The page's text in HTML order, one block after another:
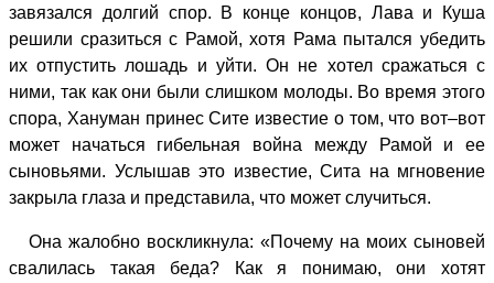
завязался долгий спор. В конце концов, Лава и Куша
решили сразиться с Рамой, хотя Рама пытался убедить
их отпустить лошадь и уйти. Он не хотел сражаться с
ними, так как они были слишком молоды. Во время этого
спора, Хануман принес Сите известие о том, что вот–вот
может начаться гибельная война между Рамой и ее
сыновьями. Услышав это известие, Сита на мгновение
закрыла глаза и представила, что может случиться.
Она жалобно воскликнула: «Почему на моих сыновей
свалилась такая беда? Как я понимаю, они хотят